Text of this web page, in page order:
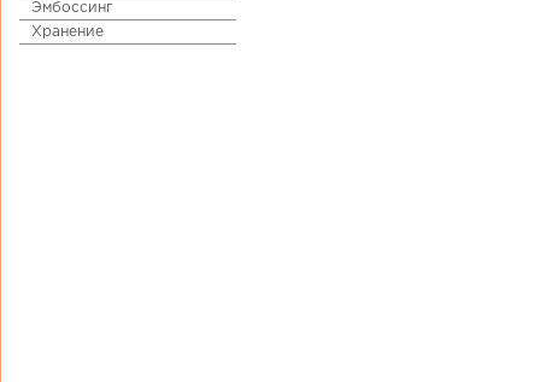
Эмбоссинг
Хранение